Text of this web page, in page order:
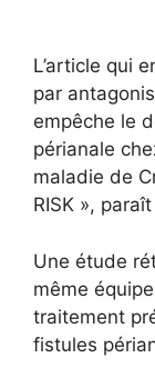
L’article qui
par
empêche le
périanale
maladie de
RISK »,
Une étude
même
traitement
fistules